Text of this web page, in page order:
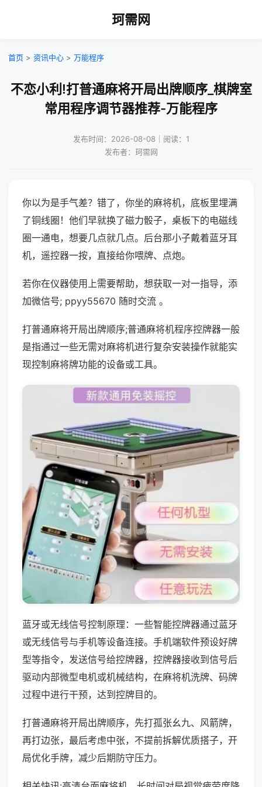
珂需网
首页 > 资讯中心 > 万能程序
不恋小利!打普通麻将开局出牌顺序_棋牌室
常用程序调节器推荐-万能程序
发布时间：2026-08-08｜阅读：1
发布者：珂需网
你以为是手气差？错了，你坐的麻将机，底板里埋满
了铜线圈！他们早就换了磁力骰子，桌板下的电磁线
圈一通电，想要几点就几点。后台那小子戴着蓝牙耳
机，遥控器一按，直接给你喂牌、点炮。
若你在仪器使用上需要帮助，想获取一对一指导，添
加微信号; ppyy55670 随时交流 。
打普通麻将开局出牌顺序;普通麻将机程序控牌器一般
是指通过一些无需对麻将机进行复杂安装操作就能实
现控制麻将牌功能的设备或工具。
蓝牙或无线信号控制原理：一些智能控牌器通过蓝牙
或无线信号与手机等设备连接。手机端软件预设好牌
型等指令，发送信号给控牌器，控牌器接收到信号后
驱动内部微型电机或机械结构，在麻将机洗牌、码牌
过程中进行干预，达到控牌目的。
打普通麻将开局出牌顺序，先打孤张幺九、风箭牌，
再打边张，最后考虑中张，不提前拆解优质搭子，开
局优化手牌，减少后期防守压力。